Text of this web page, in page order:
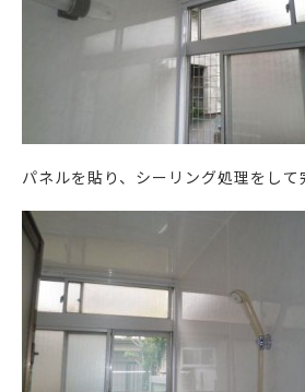
パネルを貼り、シーリング処理をして